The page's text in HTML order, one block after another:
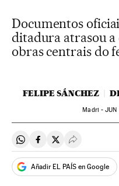
Documentos
ditadura atrasou
obras centrais do
FELIPE SÁNCHEZ
Madri -JUN
Compartir en Whatsapp
Compartir en
Compartir en
Desplegar
Añadir EL PAÍS en Google